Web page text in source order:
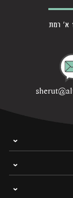
אלטשולר שחם בית השקעות הברזל 19 א' רמת